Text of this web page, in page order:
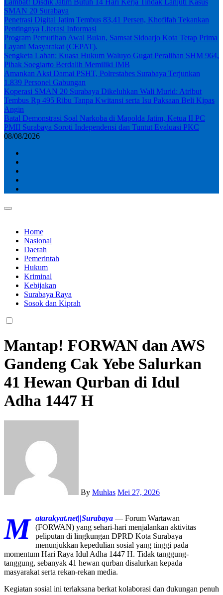
SMAN 20 Surabaya
Penetrasi Digital Jatim Tembus 83,41 Persen, Khofifah Tekankan
Pentingnya Literasi Informasi
Program Pemutihan Awal Bulan, Samsat Sidoarjo Kota Tetap Prima
Layani Masyarakat (CEPAT).
Sengketa Lahan: Kuasa Hukum Waluyo Gugat Peralihan SHM 964,
Pihak Soegiarto Berdalih Memiliki IMB
Amankan Aksi Damai PSHT, Polrestabes Surabaya Terjunkan
1.839 Personel Gabungan
Koperasi SMAN 20 Surabaya Dikeluhkan Wali Murid: Atribut
Tembus Rp 495 Ribu Tanpa Kwitansi serta Isu Paksaan Beli Kipas
Angin
Batal Demonstrasi Soal Narkoba di Mapolda Jatim, Ketua II PC
PMII Surabaya Soroti Independensi dan Tuntut Evaluasi PKC
08/08/2026
Home
Nasional
Daerah
Pemerintah
Hukum
Kriminal
Kebijakan
Surabaya Raya
Sosok dan Kiprah
Mantap! FORWAN dan AWS
Gandeng Cak Yebe Salurkan
41 Hewan Qurban di Idul
Adha 1447 H
By Muhlas Mei 27, 2026
M atarakyat.net||Surabaya — Forum Wartawan
(FORWAN) yang sehari-hari menjalankan aktivitas
peliputan di lingkungan DPRD Kota Surabaya
menunjukkan kepedulian sosial yang tinggi pada
momentum Hari Raya Idul Adha 1447 H. Tidak tanggung-
tanggung, sebanyak 41 hewan qurban disalurkan kepada
masyarakat serta rekan-rekan media.
Kegiatan sosial ini terlaksana berkat kolaborasi dan dukungan penuh